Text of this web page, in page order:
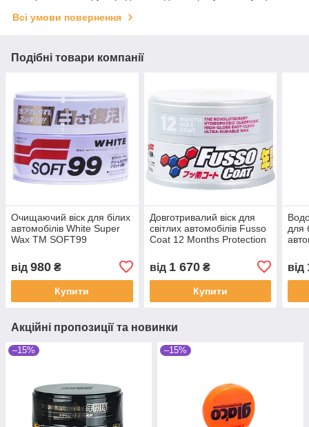
Всі умови повернення
Подібні товари компанії
Очищаючий віск для білих
автомобілів White Super
Wax ТМ SOFT99
від 980 ₴
Купити
Довготривалий віск для
світлих автомобілів Fusso
Coat 12 Months Protection
від 1 670₴
Купити
для
від
Акційні пропозиції та новинки
–15% –15%